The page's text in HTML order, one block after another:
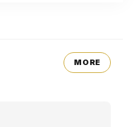
MORE